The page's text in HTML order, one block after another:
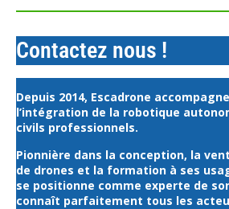
Contactez nous !
Depuis 2014, Escadrone
l’intégration de la robotique
civils professionnels.
Pionnière dans la conception, la
de drones et la formation à ses
se positionne comme experte de
connaît parfaitement tous les